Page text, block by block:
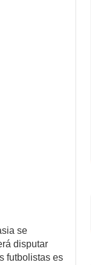
se
disputar
futbolistas es